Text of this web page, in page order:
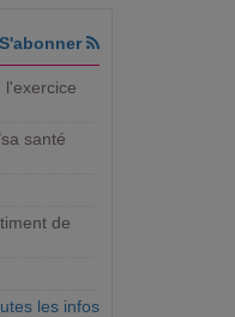
trop facilement,
S'abonner
l'exercice
santé
de
les infos